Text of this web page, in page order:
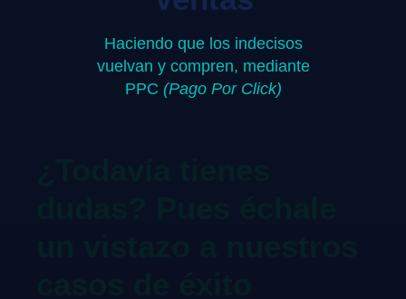
Haciendo que los indecisos
vuelvan y compren, mediante
PPC (Pago Por Click)